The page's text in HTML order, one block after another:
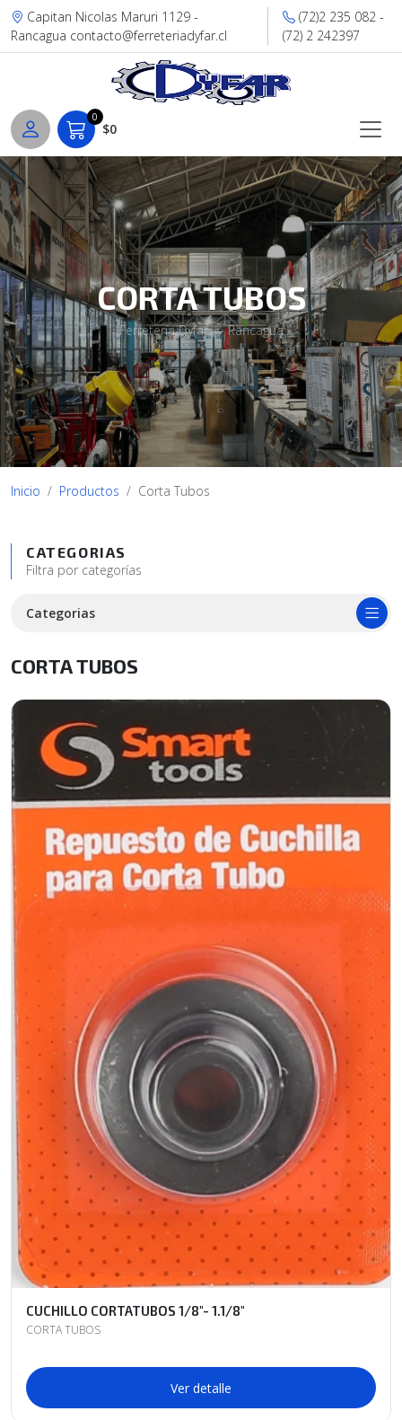
Capitan Nicolas Maruri 1129 -
Rancagua contacto@ferreteriadyfar.cl
(72)2 235 082 -
(72) 2 242397
0
$0
CORTA TUBOS
Ferretería Dyfar — Rancagua
Inicio Productos Corta Tubos
CATEGORIAS
Filtra por categorías
Categorias
CORTA TUBOS
CUCHILLO CORTATUBOS 1/8"- 1.1/8"
CORTA TUBOS
Ver detalle